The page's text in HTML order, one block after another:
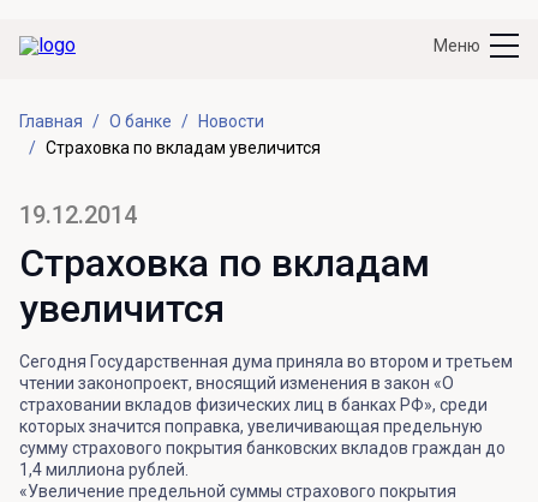
Меню
Главная О банке
Новости
Страховка по вкладам увеличится
19.12.2014
Страховка по вкладам
увеличится
Сегодня Государственная дума приняла во втором и третьем
чтении законопроект, вносящий изменения в закон «О
страховании вкладов физических лиц в банках РФ», среди
которых значится поправка, увеличивающая предельную
сумму страхового покрытия банковских вкладов граждан до
1,4 миллиона рублей.
«Увеличение предельной суммы страхового покрытия